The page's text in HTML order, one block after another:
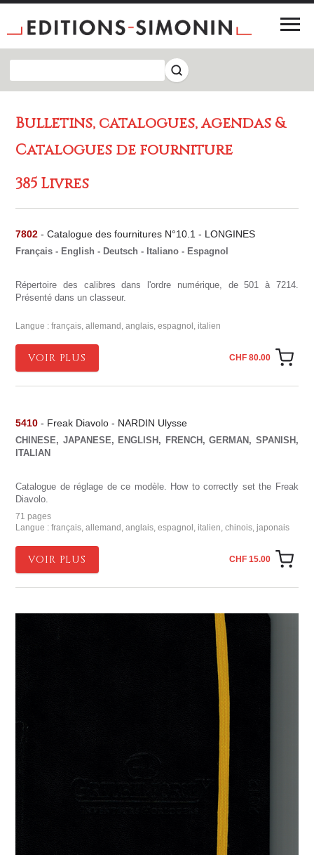
Bulletins, catalogues, agendas &
Catalogues de fourniture
385 Livres
7802 - Catalogue des fournitures N°10.1 - LONGINES
Français - English - Deutsch - Italiano - Espagnol
Répertoire des calibres dans l'ordre numérique, de 501 à 7214.
Présenté dans un classeur.
Langue : français, allemand, anglais, espagnol, italien
VOIR PLUS CHF 80.00
5410 - Freak Diavolo - NARDIN Ulysse
CHINESE, JAPANESE, ENGLISH, FRENCH, GERMAN, SPANISH,
ITALIAN
Catalogue de réglage de ce modèle. How to correctly set the Freak
Diavolo.
71 pages
Langue : français, allemand, anglais, espagnol, italien, chinois, japonais
VOIR PLUS CHF 15.00